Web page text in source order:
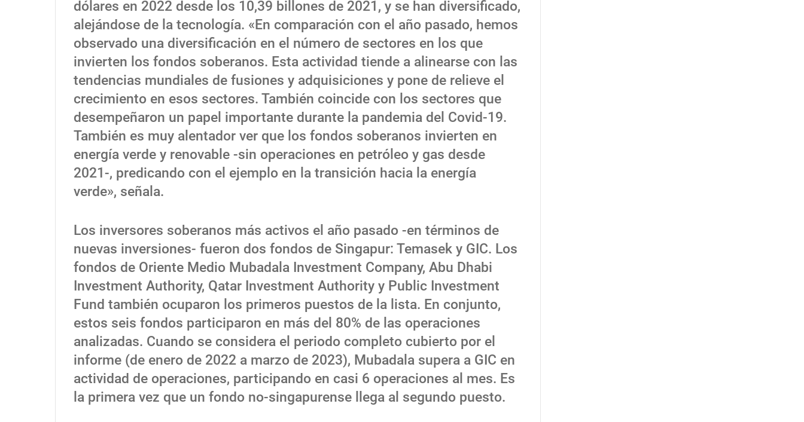
dólares en 2022 desde los 10,39 billones de 2021, y se han diversificado,
alejándose de la tecnología. «En comparación con el año pasado, hemos
observado una diversificación en el número de sectores en los que
invierten los fondos soberanos. Esta actividad tiende a alinearse con las
tendencias mundiales de fusiones y adquisiciones y pone de relieve el
crecimiento en esos sectores. También coincide con los sectores que
desempeñaron un papel importante durante la pandemia del Covid-19.
También es muy alentador ver que los fondos soberanos invierten en
energía verde y renovable -sin operaciones en petróleo y gas desde
2021-, predicando con el ejemplo en la transición hacia la energía
verde», señala.
Los inversores soberanos más activos el año pasado -en términos de
nuevas inversiones- fueron dos fondos de Singapur: Temasek y GIC. Los
fondos de Oriente Medio Mubadala Investment Company, Abu Dhabi
Investment Authority, Qatar Investment Authority y Public Investment
Fund también ocuparon los primeros puestos de la lista. En conjunto,
estos seis fondos participaron en más del 80% de las operaciones
analizadas. Cuando se considera el periodo completo cubierto por el
informe (de enero de 2022 a marzo de 2023), Mubadala supera a GIC en
actividad de operaciones, participando en casi 6 operaciones al mes. Es
la primera vez que un fondo no-singapurense llega al segundo puesto.